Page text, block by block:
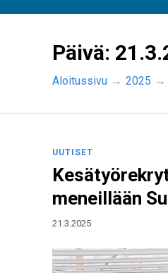
Päivä:
Aloitussivu → 2025 →
UUTISET
meneillään
21.3.2025